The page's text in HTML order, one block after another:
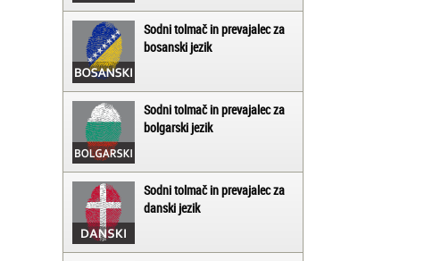
Sodni tolmač in prevajalec za
bosanski jezik
Sodni tolmač in prevajalec za
bolgarski jezik
Sodni tolmač in prevajalec za
danski jezik